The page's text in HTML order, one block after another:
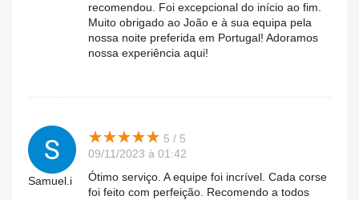
recomendou. Foi excepcional do início ao fim.
Muito obrigado ao João e à sua equipa pela
nossa noite preferida em Portugal! Adoramos
nossa experiência aqui!
Samuel.i
★★★★★
★★★★★ 5 / 5
09/11/2023 à 01:42
Ótimo serviço. A equipe foi incrível. Cada corse
foi feito com perfeição. Recomendo a todos